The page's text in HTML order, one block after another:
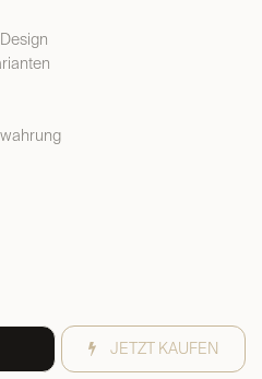
JETZT KAUFEN